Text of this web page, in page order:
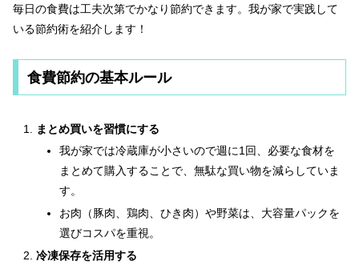
毎日の食費は工夫次第でかなり節約できます。我が家で実践して
いる節約術を紹介します！
食費節約の基本ルール
まとめ買いを習慣にする
我が家では冷蔵庫が小さいので週に1回、必要な食材を
まとめて購入することで、無駄な買い物を減らしていま
す。
お肉（豚肉、鶏肉、ひき肉）や野菜は、大容量パックを
選びコスパを重視。
冷凍保存を活用する